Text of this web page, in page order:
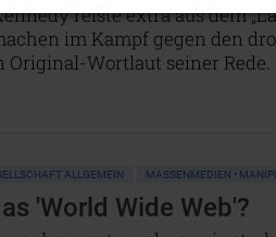
reiste extra aus dem
im Kampf gegen den
Original-Wortlaut seiner Rede.
ALLGEMEIN MASSENMEDIEN •
'World Wide Web'?